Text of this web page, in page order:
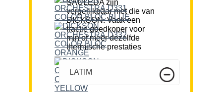
SAULEDA zijn
vergelijkbaar met die van
DICKSON. Vaak een
fractie goedkoper voor
min of meer dezelfde
thermische prestaties
LATIM